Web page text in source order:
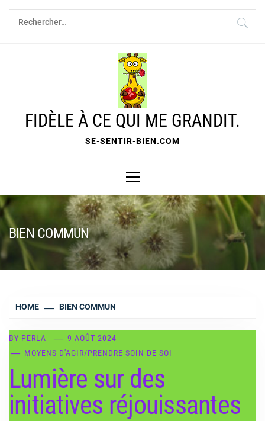
Skip
content
Rechercher :
FIDÈLE À CE QUI ME GRANDIT.
SE-SENTIR-BIEN.COM
Menu
BIEN COMMUN
HOME BIEN COMMUN
BY PERLA
9 AOÛT 2024
MOYENS D'AGIR/PRENDRE SOIN DE SOI
Lumière sur des
initiatives réjouissantes